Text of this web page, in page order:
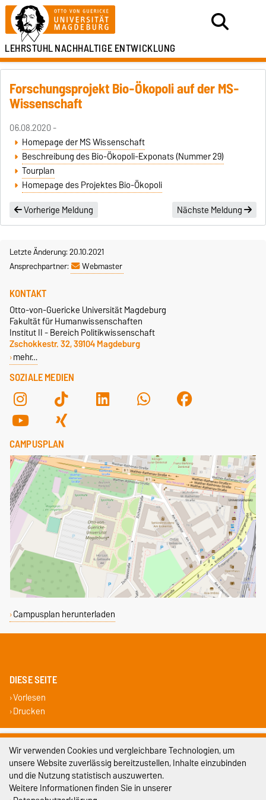
LEHRSTUHLNACHHALTIGE ENTWICKLUNG
Forschungsprojekt Bio-Ökopoli auf der MS-
Wissenschaft
06.08.2020 -
Homepage der MS Wissenschaft
Beschreibung des Bio-Ökopoli-Exponats (Nummer 29)
Tourplan
Homepage des Projektes Bio-Ökopoli
Vorherige Meldung
Nächste Meldung
Letzte Änderung: 20.10.2021
Ansprechpartner:
Webmaster
SOZIALE MEDIEN
KONTAKT
Otto-von-Guericke Universität Magdeburg
Fakultät für Humanwissenschaften
Institut II - Bereich Politikwissenschaft
Zschokkestr. 32, 39104 Magdeburg
mehr…
CAMPUSPLAN
Campusplan herunterladen
DIESE SEITE
Vorlesen
Drucken
Impressum
Datenschutz
Barrierefreiheit
Wir verwenden Cookies und vergleichbare Technologien, um
unsere Website zuverlässig bereitzustellen, Inhalte einzubinden
und die Nutzung statistisch auszuwerten.
Weitere Informationen finden Sie in unserer